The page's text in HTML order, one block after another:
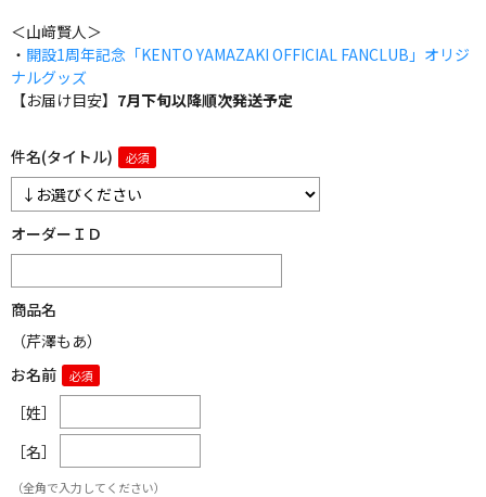
＜山﨑賢人＞
・ 開設1周年記念「KENTO YAMAZAKI OFFICIAL FANCLUB」オリジ
ナルグッズ
【お届け目安】 7月下旬以降順次発送予定
件名(タイトル)
オーダーＩＤ
商品名
（芹澤もあ）
お名前
［姓］
［名］
（全角で入力してください）